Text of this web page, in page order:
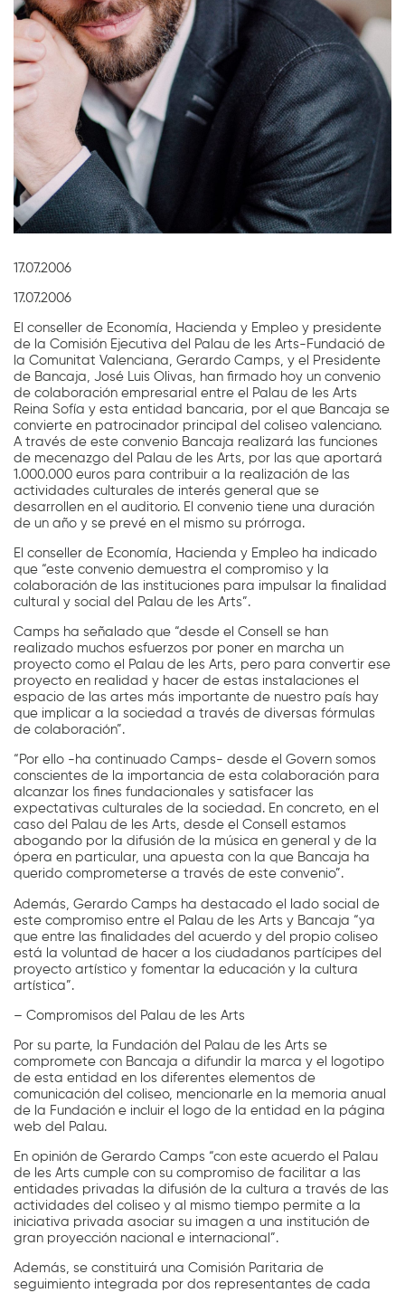
17.07.2006
17.07.2006
El conseller de Economía, Hacienda y Empleo y presidente
de la Comisión Ejecutiva del Palau de les Arts-Fundació de
la Comunitat Valenciana, Gerardo Camps, y el Presidente
de Bancaja, José Luis Olivas, han firmado hoy un convenio
de colaboración empresarial entre el Palau de les Arts
Reina Sofía y esta entidad bancaria, por el que Bancaja se
convierte en patrocinador principal del coliseo valenciano.
A través de este convenio Bancaja realizará las funciones
de mecenazgo del Palau de les Arts, por las que aportará
1.000.000 euros para contribuir a la realización de las
actividades culturales de interés general que se
desarrollen en el auditorio. El convenio tiene una duración
de un año y se prevé en el mismo su prórroga.
El conseller de Economía, Hacienda y Empleo ha indicado
que “este convenio demuestra el compromiso y la
colaboración de las instituciones para impulsar la finalidad
cultural y social del Palau de les Arts”.
Camps ha señalado que “desde el Consell se han
realizado muchos esfuerzos por poner en marcha un
proyecto como el Palau de les Arts, pero para convertir ese
proyecto en realidad y hacer de estas instalaciones el
espacio de las artes más importante de nuestro país hay
que implicar a la sociedad a través de diversas fórmulas
de colaboración”.
“Por ello -ha continuado Camps- desde el Govern somos
conscientes de la importancia de esta colaboración para
alcanzar los fines fundacionales y satisfacer las
expectativas culturales de la sociedad. En concreto, en el
caso del Palau de les Arts, desde el Consell estamos
abogando por la difusión de la música en general y de la
ópera en particular, una apuesta con la que Bancaja ha
querido comprometerse a través de este convenio”.
Además, Gerardo Camps ha destacado el lado social de
este compromiso entre el Palau de les Arts y Bancaja “ya
que entre las finalidades del acuerdo y del propio coliseo
está la voluntad de hacer a los ciudadanos partícipes del
proyecto artístico y fomentar la educación y la cultura
artística”.
– Compromisos del Palau de les Arts
Por su parte, la Fundación del Palau de les Arts se
compromete con Bancaja a difundir la marca y el logotipo
de esta entidad en los diferentes elementos de
comunicación del coliseo, mencionarle en la memoria anual
de la Fundación e incluir el logo de la entidad en la página
web del Palau.
En opinión de Gerardo Camps “con este acuerdo el Palau
de les Arts cumple con su compromiso de facilitar a las
entidades privadas la difusión de la cultura a través de las
actividades del coliseo y al mismo tiempo permite a la
iniciativa privada asociar su imagen a una institución de
gran proyección nacional e internacional”.
Además, se constituirá una Comisión Paritaria de
seguimiento integrada por dos representantes de cada